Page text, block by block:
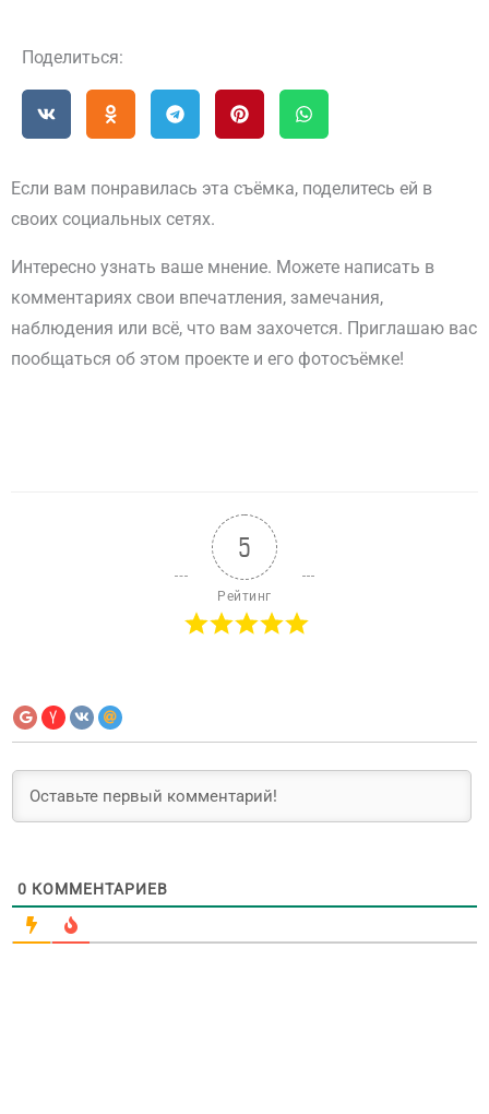
Поделиться:
Если вам понравилась эта съёмка, поделитесь ей в
своих социальных сетях.
Интересно узнать ваше мнение. Можете написать в
комментариях свои впечатления, замечания,
наблюдения или всё, что вам захочется. Приглашаю вас
пообщаться об этом проекте и его фотосъёмке!
5
Рейтинг
0 КОММЕНТАРИЕВ